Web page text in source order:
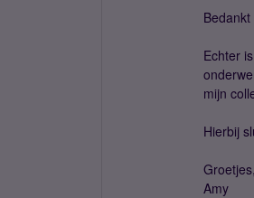
Echter
mijn
Hierbij
Groetjes,
Amy